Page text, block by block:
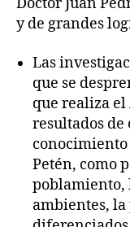
y de grandes
Las
que se
que realiza el
resultados de
conocimiento
Petén, como
poblamiento,
ambientes, la